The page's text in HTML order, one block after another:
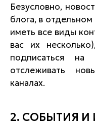
Безусловно,
блога, в
иметь все виды
вас их
подписаться
отслеживать
каналах.
2. СОБЫТИЯ И